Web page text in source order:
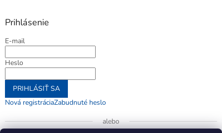
Prihlásenie
E-mail
Heslo
PRIHLÁSIŤ SA
Nová registráciaZabudnuté heslo
alebo